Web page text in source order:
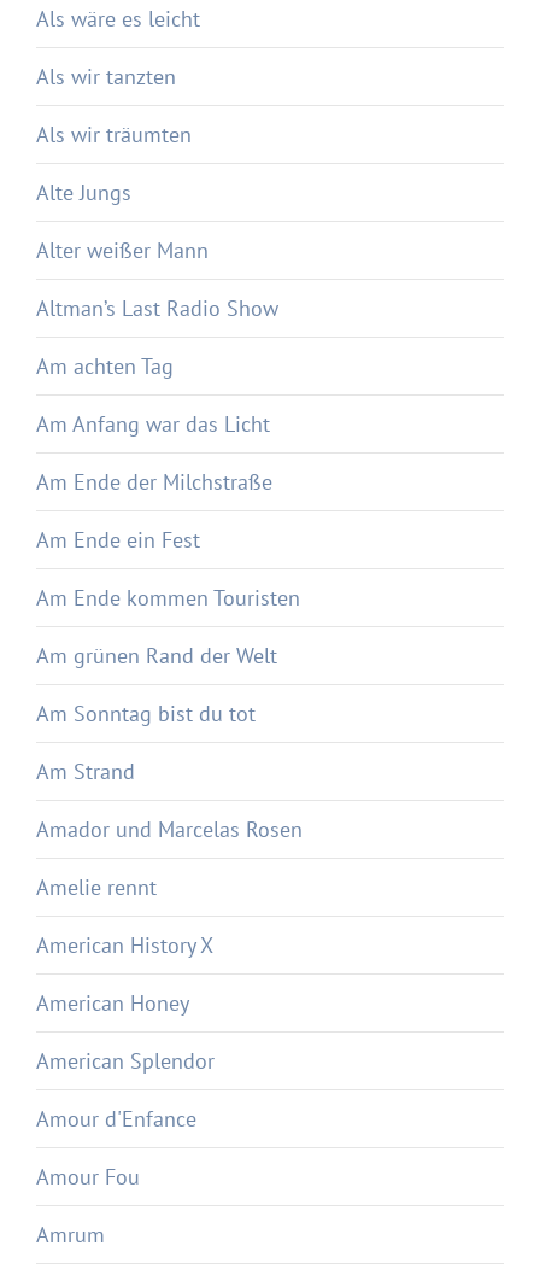
Als wäre es leicht
Als wir tanzten
Als wir träumten
Alte Jungs
Alter weißer Mann
Altman’s Last Radio Show
Am achten Tag
Am Anfang war das Licht
Am Ende der Milchstraße
Am Ende ein Fest
Am Ende kommen Touristen
Am grünen Rand der Welt
Am Sonntag bist du tot
Am Strand
Amador und Marcelas Rosen
Amelie rennt
American History X
American Honey
American Splendor
Amour d'Enfance
Amour Fou
Amrum